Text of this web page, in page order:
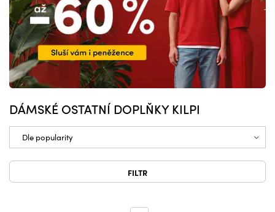
DÁMSKÉ OSTATNÍ DOPLŇKY KILPI
FILTR